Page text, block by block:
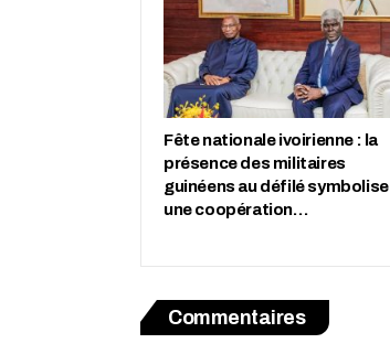
Fête nationale ivoirienne : la
présence des militaires
guinéens au défilé symbolise
une coopération…
Commentaires